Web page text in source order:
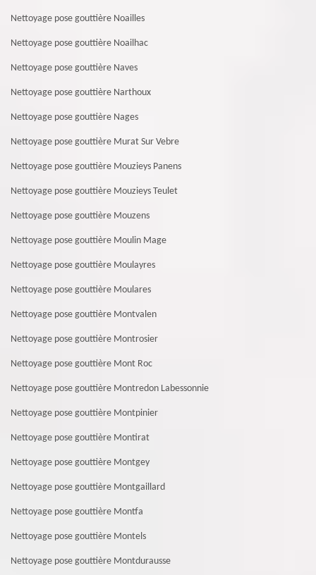
Nettoyage pose gouttière Noailles
Nettoyage pose gouttière Noailhac
Nettoyage pose gouttière Naves
Nettoyage pose gouttière Narthoux
Nettoyage pose gouttière Nages
Nettoyage pose gouttière Murat Sur Vebre
Nettoyage pose gouttière Mouzieys Panens
Nettoyage pose gouttière Mouzieys Teulet
Nettoyage pose gouttière Mouzens
Nettoyage pose gouttière Moulin Mage
Nettoyage pose gouttière Moulayres
Nettoyage pose gouttière Moulares
Nettoyage pose gouttière Montvalen
Nettoyage pose gouttière Montrosier
Nettoyage pose gouttière Mont Roc
Nettoyage pose gouttière Montredon Labessonnie
Nettoyage pose gouttière Montpinier
Nettoyage pose gouttière Montirat
Nettoyage pose gouttière Montgey
Nettoyage pose gouttière Montgaillard
Nettoyage pose gouttière Montfa
Nettoyage pose gouttière Montels
Nettoyage pose gouttière Montdurausse